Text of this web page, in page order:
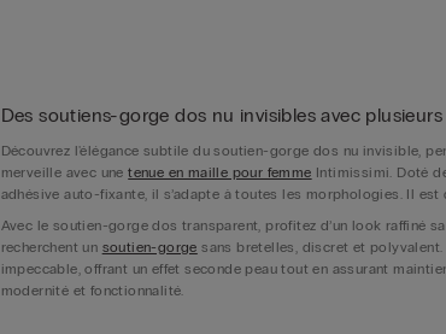
Des soutiens-gorge dos nu invisibles avec
Découvrez l'élégance subtile du soutien-gorge dos nu invisible,
merveille avec unetenue en maille pour femme Intimissimi. Doté
adhésive auto-fixante, il s’adapte à toutes les morphologies. Il
Avec le soutien-gorge dos transparent, profitez d’un look raffiné
recherchent un soutien-gorge sans bretelles, discret et
impeccable, offrant un effet seconde peau tout en assurant
modernité et fonctionnalité.